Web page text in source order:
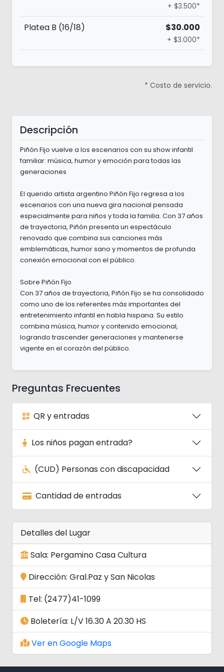
+ $3.500*
Platea B (16/18) $30.000
+ $3.000*
* Costo de servicio.
Descripción
Piñón Fijo vuelve a los escenarios con su show infantil
familiar: música, humor y emoción para todas las
generaciones
El querido artista argentino Piñón Fijo regresa a los
escenarios con una nueva gira nacional pensada
especialmente para niños y toda la familia. Con 37 años
de trayectoria, Piñón presenta un espectáculo
renovado que combina sus canciones más
emblemáticas, humor sano y momentos de profunda
conexión emocional con el público.
Sobre Piñón Fijo
Con 37 años de trayectoria, Piñón Fijo se ha consolidado
como uno de los referentes más importantes del
entretenimiento infantil en habla hispana. Su estilo
combina música, humor y contenido emocional,
logrando trascender generaciones y mantenerse
vigente en el corazón del público.
Preguntas Frecuentes
QR y entradas
Los niños pagan entrada?
(CUD) Personas con discapacidad
Cantidad de entradas
Detalles del Lugar
Sala: Pergamino Casa Cultura
Dirección: Gral.Paz y San Nicolas
Tel: (2477)41-1099
Boletería: L/V 16.30 A 20.30 HS
Ver en Google Maps